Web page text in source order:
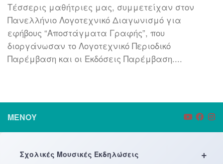
Τέσσερις μαθήτριες μας, συμμετείχαν στον
Πανελλήνιο Λογοτεχνικό Διαγωνισμό για
εφήβους “Αποστάγματα Γραφής”, που
διοργάνωσαν το Λογοτεχνικό Περιοδικό
Παρέμβαση και οι Εκδόσεις Παρέμβαση....
ΜΕΝΟΎ
+
Σχολικές Μουσικές Εκδηλώσεις